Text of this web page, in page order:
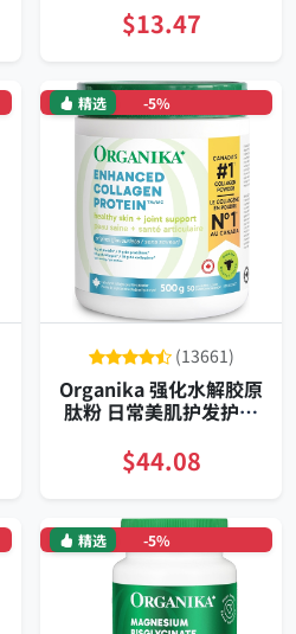
$13.47
-5%
精选
(13661)
Organika 强化水解胶原
肽粉 日常美肌护发护甲
$44.08
-5%
精选